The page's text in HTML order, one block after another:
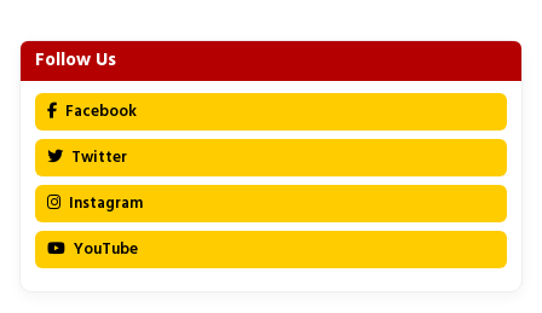
Follow Us
Facebook
Twitter
Instagram
YouTube